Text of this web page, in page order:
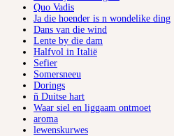
Quo Vadis
Ja die hoender is n wondelike ding
Dans van die wind
Lente by die dam
Halfvol in Italië
Sefier
Somersneeu
Dorings
ñ Duitse hart
Waar siel en liggaam ontmoet
aroma
lewenskurwes